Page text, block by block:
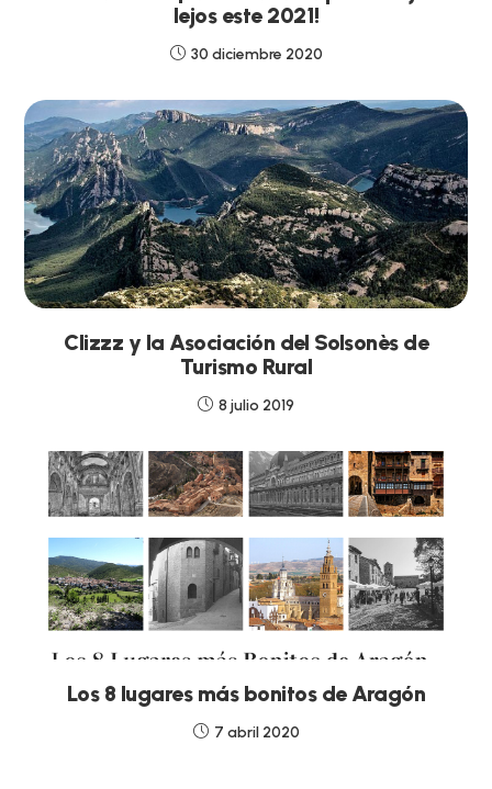
lejos este 2021!
30 diciembre 2020
Clizzz y la Asociación del Solsonès de
Turismo Rural
8 julio 2019
Los 8 lugares más bonitos de Aragón
7 abril 2020